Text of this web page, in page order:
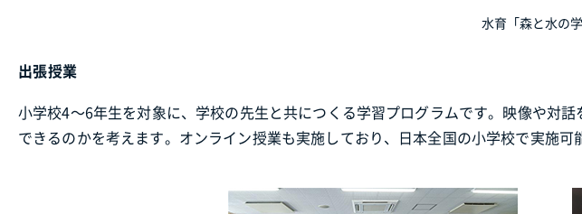
水育「森と水の学
出張授業
小学校4～6年生を対象に、学校の先生と共につくる学習プログラムです。映像や対
できるのかを考えます。オンライン授業も実施しており、日本全国の小学校で実施可